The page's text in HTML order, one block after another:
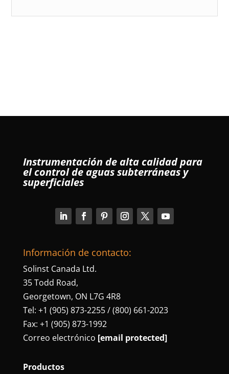
Instrumentación de alta calidad para
el control de aguas subterráneas y
superficiales
Información de contacto:
Solinst Canada Ltd.
35 Todd Road,
Georgetown, ON L7G 4R8
Tel: +1 (905) 873-2255 / (800) 661-2023
Fax: +1 (905) 873-1992
Correo electrónico [email protected]
Productos